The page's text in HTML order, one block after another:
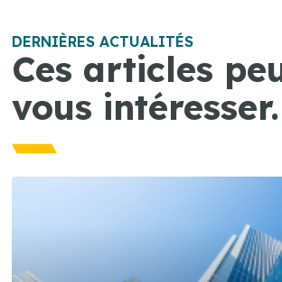
DERNIÈRES ACTUALITÉS
Ces articles
vous intéresser.